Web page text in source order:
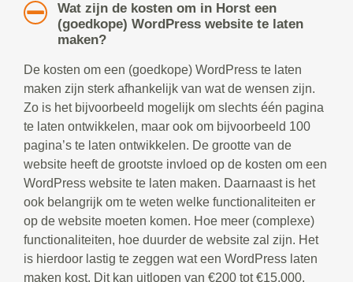
Wat zijn de kosten om in Horst een
(goedkope) WordPress website te laten
maken?
De kosten om een (goedkope) WordPress te laten
maken zijn sterk afhankelijk van wat de wensen zijn.
Zo is het bijvoorbeeld mogelijk om slechts één pagina
te laten ontwikkelen, maar ook om bijvoorbeeld 100
pagina’s te laten ontwikkelen. De grootte van de
website heeft de grootste invloed op de kosten om een
WordPress website te laten maken. Daarnaast is het
ook belangrijk om te weten welke functionaliteiten er
op de website moeten komen. Hoe meer (complexe)
functionaliteiten, hoe duurder de website zal zijn. Het
is hierdoor lastig te zeggen wat een WordPress laten
maken kost. Dit kan uitlopen van €200 tot €15.000.